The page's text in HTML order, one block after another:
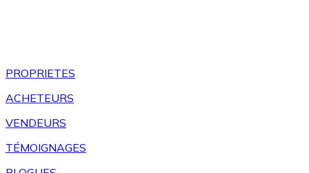
PROPRIETES
ACHETEURS
VENDEURS
TÉMOIGNAGES